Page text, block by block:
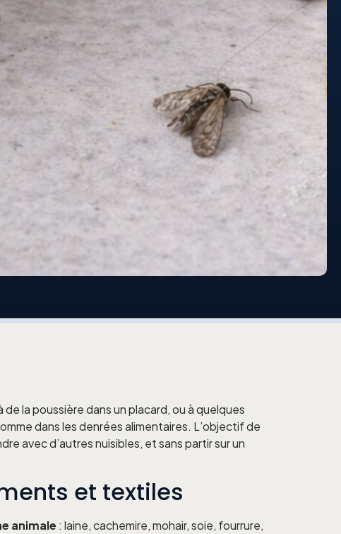
la poussière dans un placard, ou à quelques
dans les denrées alimentaires. L’objectif de
avec d’autres nuisibles, et sans partir sur un
et textiles
animale : laine, cachemire, mohair, soie, fourrure,